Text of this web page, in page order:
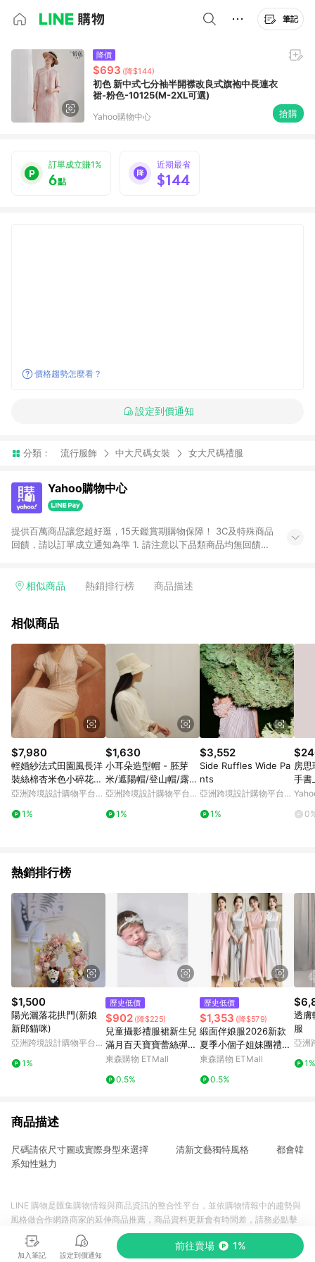
筆記
降價
$693 (降$144)
初色 新中式七分袖半開襟改良式旗袍中長連衣
裙-粉色-10125(M-2XL可選)
Yahoo購物中心 搶購
訂單成立賺1%
6點
近期最省
$144
價格趨勢怎麼看？
設定到價通知
分類： 流行服飾 中大尺碼女裝 女大尺碼禮服
Yahoo購物中心
提供百萬商品讓您超好逛，15天鑑賞期購物保障！ 3C及特殊商品
回饋，請以訂單成立通知為準 1. 請注意以下品類商品均無回饋：
電玩/遊戲/相機/單眼/鏡頭/拍立得 [2024/6/1起適用] -內接硬
的購回饋活動享Yahoo超贈點回饋者 - 購物中心商店之商品：商
3. 訂單回饋金額將扣除運費/購物金/超贈點/福利金/紅利折抵/折
價券等虛擬貨幣折抵 4. 大宗採購或批發轉賣不具回饋資格： 如
有相關事證認定您為大宗採購、批發轉賣而非最終消費使用者，
相關認定以Yahoo購物中心之認定為準
相似商品 熱銷排行榜 商品描述
相似商品
$7,980
輕婚紗法式田園風長洋
裝絲棉杏米色小碎花斜
裁禮服
亞洲跨境設計購物平台
1%
$1,630
小耳朵造型帽 - 胚芽
米/遮陽帽/登山帽/露營
帽/造型帽子/戶外帽
亞洲跨境設計購物平台
1%
$3,552
Side Ruffles Wide Pa
nts
亞洲跨境設計購物平台
1%
房
手書
熱銷排行榜
$1,500
陽光灑落花拱門(新娘
新郎貓咪)
亞洲跨境設計購物平台
1%
歷史低價
$902 (降$225)
兒童攝影禮服裙新生兒
滿月百天寶寶蕾絲彈力
禮服套裝影樓攝影道具
東森購物 ETMall
0.5%
歷史低價
$1,353 (降$579)
緞面伴娘服2026新款
夏季小個子姐妹團禮服
裙女小眾高級感婚禮晨
東森購物 ETMall
0.5%
透膚
服
亞洲
1%
商品描述
尺碼請依尺寸圖或實際身型來選擇 清新文藝獨特風格 都會韓
系知性魅力
加入筆記 設定到價通知
前往賣場 1%
LINE 購物是匯集購物情報與商品資訊的整合性平台，並依購物情報中的趨勢與
風格做合作網路商家的延伸商品推薦，商品資料更新會有時間差，請務必點擊
商品至各合作網路商家，確認現售價與購物條件，一切資訊以合作廠商網頁為
準。